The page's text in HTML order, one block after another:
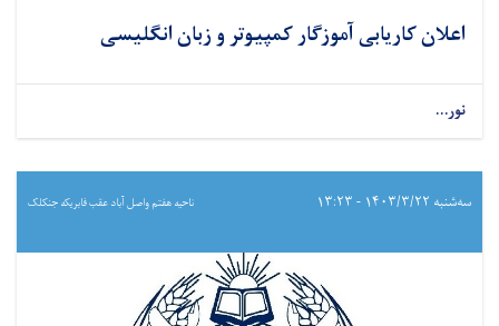
اعلان کاریابی آموزگار کمپیوتر و زبان انگلیسی
نور...
سه‌شنبه ۱۴۰۳/۳/۲۲ - ۱۳:۲۳ ناحیه هفتم واصل آباد عقب فابریکه جنکلک